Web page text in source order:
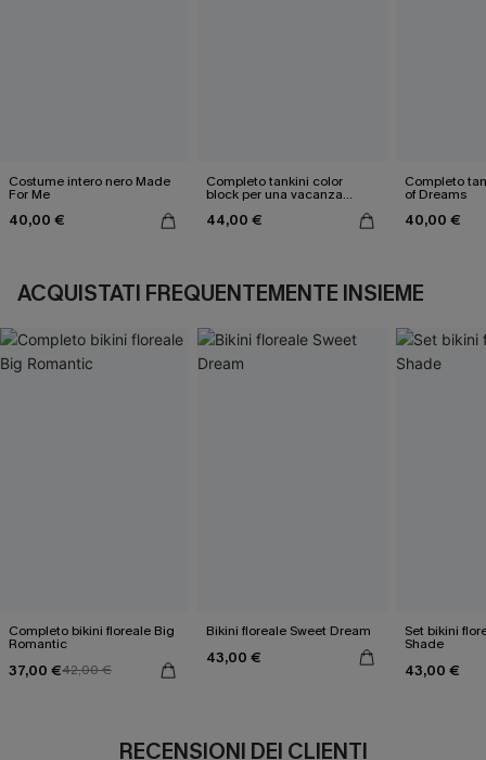
Costume intero nero Made
For Me
40,00 €
Completo tankini color
block per una vacanza
44,00 €
Completo
of Dreams
40,00 €
ACQUISTATI FREQUENTEMENTE INSIEME
Completo bikini floreale Big
Romantic
37,00 €42,00 €
Bikini floreale Sweet Dream
43,00 €
Set bikini
Shade
43,00 €
RECENSIONI DEI CLIENTI